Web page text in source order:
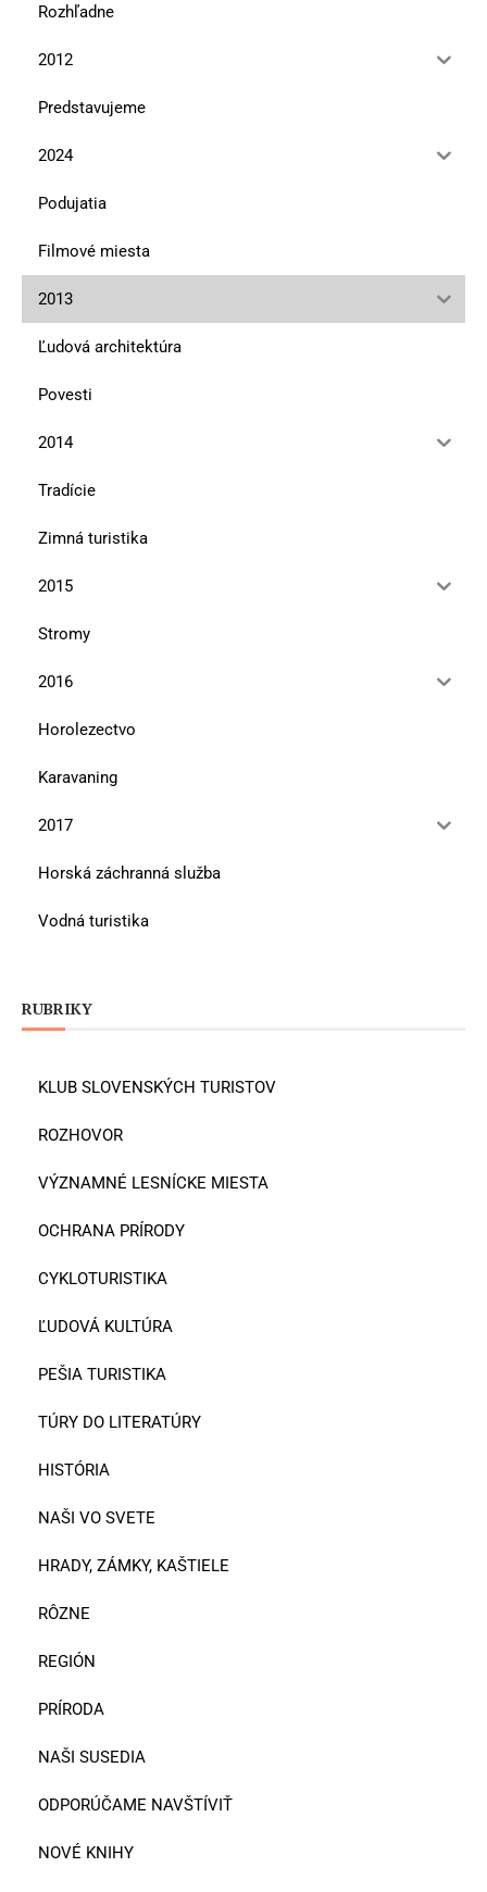
Rozhľadne
2012
Predstavujeme
2024
Podujatia
Filmové miesta
2013
Ľudová architektúra
Povesti
2014
Tradície
Zimná turistika
2015
Stromy
2016
Horolezectvo
Karavaning
2017
Horská záchranná služba
Vodná turistika
RUBRIKY
KLUB SLOVENSKÝCH TURISTOV
ROZHOVOR
VÝZNAMNÉ LESNÍCKE MIESTA
OCHRANA PRÍRODY
CYKLOTURISTIKA
ĽUDOVÁ KULTÚRA
PEŠIA TURISTIKA
TÚRY DO LITERATÚRY
HISTÓRIA
NAŠI VO SVETE
HRADY, ZÁMKY, KAŠTIELE
RÔZNE
REGIÓN
PRÍRODA
NAŠI SUSEDIA
ODPORÚČAME NAVŠTÍVIŤ
NOVÉ KNIHY